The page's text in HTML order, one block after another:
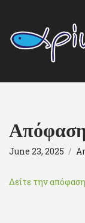
June 23, 2025
Δείτε την